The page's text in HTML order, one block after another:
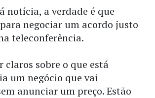
notícia, a verdade é que
negociar um acordo justo
teleconferência.
claros sobre o que está
um negócio que vai
anunciar um preço. Estão